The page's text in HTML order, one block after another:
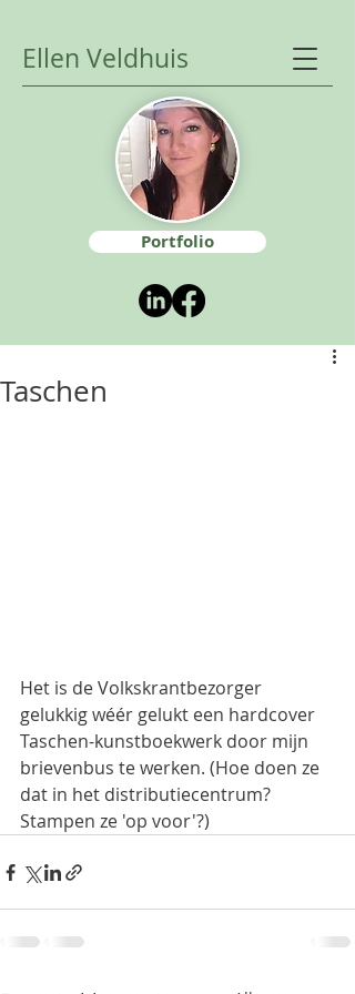
Ellen Veldhuis
Portfolio
Taschen
Het is de Volkskrantbezorger
gelukkig wéér gelukt een hardcover
Taschen-kunstboekwerk door mijn
brievenbus te werken. (Hoe doen ze
dat in het distributiecentrum?
Stampen ze 'op voor'?)